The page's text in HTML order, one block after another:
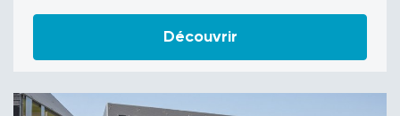
Découvrir